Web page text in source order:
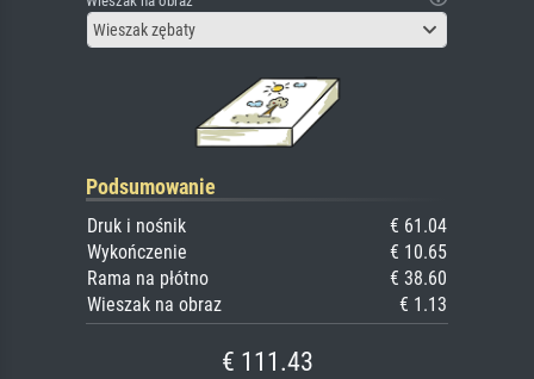
Wieszak zębaty
Podsumowanie
Druk i nośnik
€ 61.04
Wykończenie
€ 10.65
Rama na płótno
€ 38.60
Wieszak na obraz
€ 1.13
€ 111.43